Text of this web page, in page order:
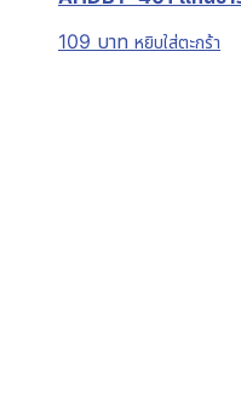
109 บาท หยิบใส่ตะกร้า